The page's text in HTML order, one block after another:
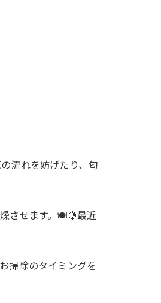
流れを妨げたり、匂
させます。🍽️🍋最近
掃除のタイミングを